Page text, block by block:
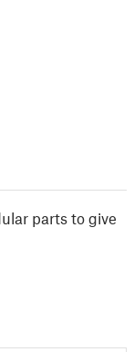
parts to give